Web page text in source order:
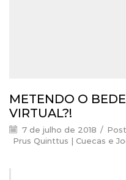
METENDO O
VIRTUAL?!
7 de julho de 2018 /
Prus Quinttus | Cuecas e